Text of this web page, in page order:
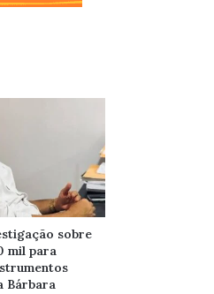
sobre
mil para
Bárbara